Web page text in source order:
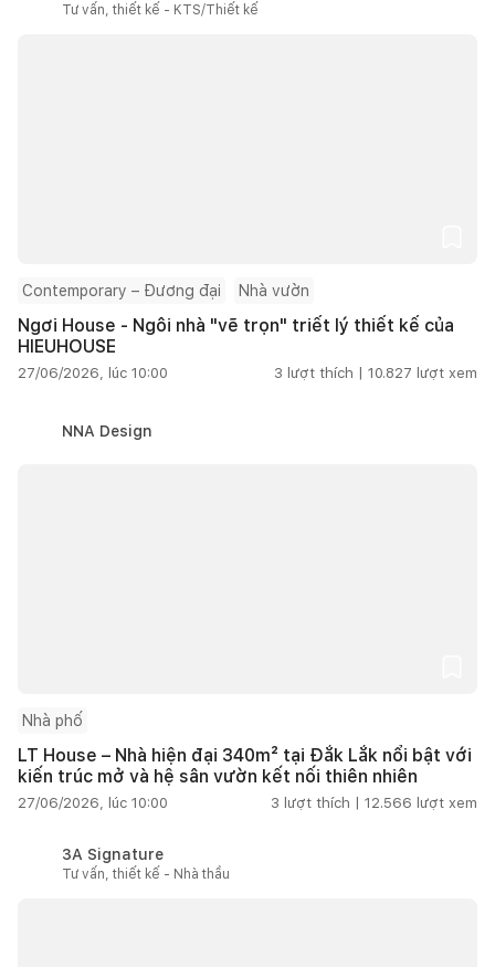
Tư vấn, thiết kế - KTS/Thiết kế
Contemporary – Đương đại Nhà vườn
Ngơi House - Ngôi nhà "vẽ trọn" triết lý thiết kế của
HIEUHOUSE
27/06/2026, lúc 10:00 3 lượt thích | 10.827 lượt xem
NNA Design
Nhà phố
LT House – Nhà hiện đại 340m² tại Đắk Lắk nổi bật với
kiến trúc mở và hệ sân vườn kết nối thiên nhiên
27/06/2026, lúc 10:00 3 lượt thích | 12.566 lượt xem
3A Signature
Tư vấn, thiết kế - Nhà thầu